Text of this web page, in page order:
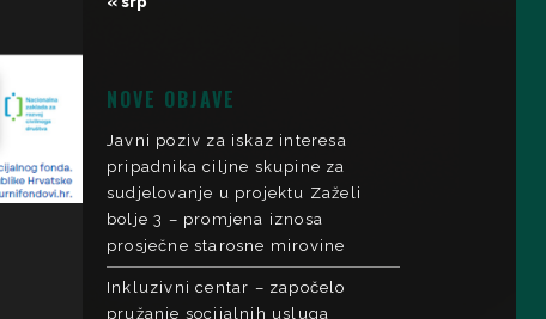
NOVE OBJAVE
Javni poziv za iskaz interesa
pripadnika ciljne skupine za
sudjelovanje u projektu Zaželi
bolje 3 – promjena iznosa
prosječne starosne mirovine
Inkluzivni centar – započelo
pružanje socijalnih usluga